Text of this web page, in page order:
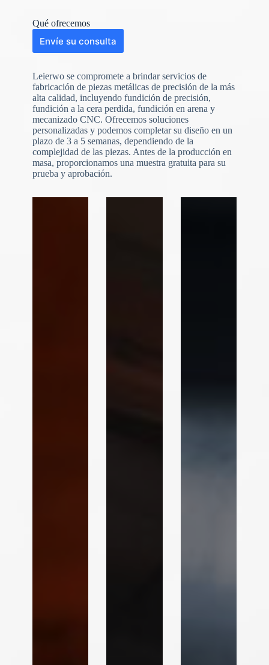
Qué ofrecemos
Envíe su consulta
N
o
c
o
u
Leierwo se compromete a brindar servicios de
fabricación de piezas metálicas de precisión de la más
alta calidad, incluyendo fundición de precisión,
fundición a la cera perdida, fundición en arena y
mecanizado CNC. Ofrecemos soluciones
personalizadas y podemos completar su diseño en un
plazo de 3 a 5 semanas, dependiendo de la
complejidad de las piezas. Antes de la producción en
masa, proporcionamos una muestra gratuita para su
prueba y aprobación.